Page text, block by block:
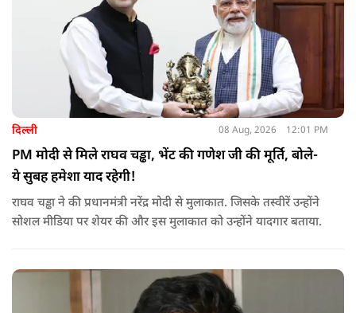
दिल्ली 08 Aug, 2026 12:01 PM
PM मोदी से मिले राघव चड्ढा, भेंट की गणेश जी की मूर्ति, बोले-
ये सुबह हमेशा याद रहेगी!
राघव चड्ढा ने की प्रधानमंत्री नरेंद्र मोदी से मुलाकात. जिसके तस्वीरें उन्होंने
सोशल मीडिया पर शेयर की और इस मुलाकात को उन्होंने यादगार बताया.